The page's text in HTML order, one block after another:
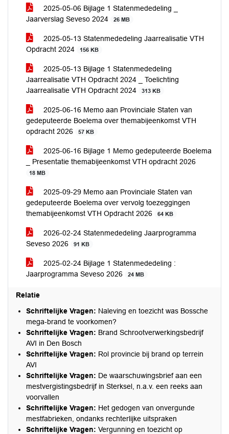
2025-05-06 Bijlage 1 Statenmededeling _
Jaarverslag Seveso 2024
26 MB
2025-05-13 Statenmededeling Jaarrealisatie VTH
Opdracht 2024
156 KB
2025-05-13 Bijlage 1 Statenmededeling
Jaarrealisatie VTH Opdracht 2024 _ Toelichting
Jaarrealisatie VTH Opdracht 2024
313 KB
2025-06-16 Memo aan Provinciale Staten van
gedeputeerde Boelema over themabijeenkomst VTH
opdracht 2026
57 KB
2025-06-16 Bijlage 1 Memo gedeputeerde Boelema
_ Presentatie themabijeenkomst VTH opdracht 2026
18 MB
2025-09-29 Memo aan Provinciale Staten van
gedeputeerde Boelema over vervolg toezeggingen
themabijeenkomst VTH Opdracht 2026
64 KB
2026-02-24 Statenmededeling Jaarprogramma
Seveso 2026
91 KB
2025-02-24 Bijlage 1 Statenmededeling :
Jaarprogramma Seveso 2026
24 MB
Relatie
Schriftelijke Vragen: Naleving en toezicht was Bossche
mega-brand te voorkomen?
Schriftelijke Vragen: Brand Schrootverwerkingsbedrijf
AVI in Den Bosch
Schriftelijke Vragen: Rol provincie bij brand op terrein
AVI
Schriftelijke Vragen: De waarschuwingsbrief aan een
mestvergistingsbedrijf in Sterksel, n.a.v. een reeks aan
voorvallen
Schriftelijke Vragen: Het gedogen van onvergunde
mestfabrieken, ondanks rechterlijke uitspraken
Schriftelijke Vragen: Vergunning en toezicht op